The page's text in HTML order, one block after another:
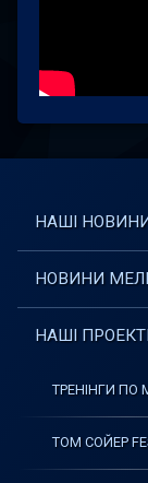
НАШІ
НОВИНИ
НАШІ
ТРЕНІНГИ ПО
ТОМ СОЙЕР